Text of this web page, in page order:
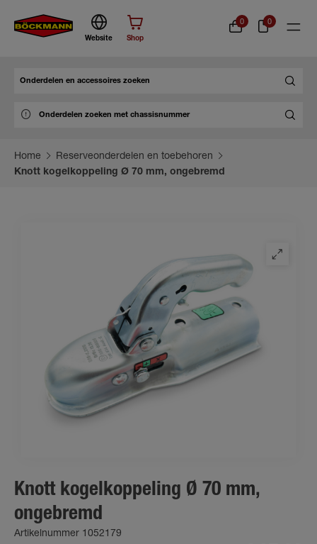
Website Shop
0 0
Home
Reserveonderdelen en toebehoren
Knott kogelkoppeling Ø 70 mm, ongebremd
Knott kogelkoppeling Ø 70 mm,
ongebremd
Artikelnummer 1052179